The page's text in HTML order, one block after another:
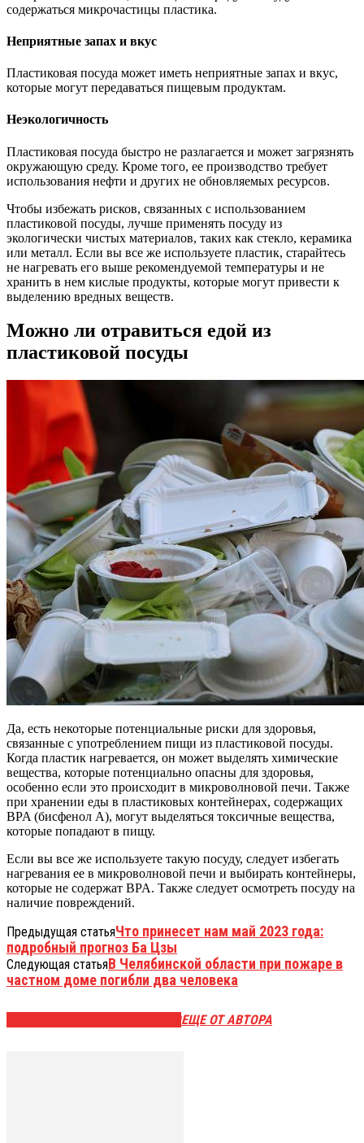
содержаться микрочастицы пластика.
Неприятные запах и вкус
Пластиковая посуда может иметь неприятные запах и вкус,
которые могут передаваться пищевым продуктам.
Неэкологичность
Пластиковая посуда быстро не разлагается и может загрязнять
окружающую среду. Кроме того, ее производство требует
использования нефти и других не обновляемых ресурсов.
Чтобы избежать рисков, связанных с использованием
пластиковой посуды, лучше применять посуду из
экологически чистых материалов, таких как стекло, керамика
или металл. Если вы все же используете пластик, старайтесь
не нагревать его выше рекомендуемой температуры и не
хранить в нем кислые продукты, которые могут привести к
выделению вредных веществ.
Можно ли отравиться едой из
пластиковой посуды
Да, есть некоторые потенциальные риски для здоровья,
связанные с употреблением пищи из пластиковой посуды.
Когда пластик нагревается, он может выделять химические
вещества, которые потенциально опасны для здоровья,
особенно если это происходит в микроволновой печи. Также
при хранении еды в пластиковых контейнерах, содержащих
BPA (бисфенол А), могут выделяться токсичные вещества,
которые попадают в пищу.
Если вы все же используете такую посуду, следует избегать
нагревания ее в микроволновой печи и выбирать контейнеры,
которые не содержат BPA. Также следует осмотреть посуду на
наличие повреждений.
Предыдущая статьяЧто принесет нам май 2023 года:
подробный прогноз Ба Цзы
Следующая статьяВ Челябинской области при пожаре в
частном доме погибли два человека
ЕЩЕ ОТ АВТОРА